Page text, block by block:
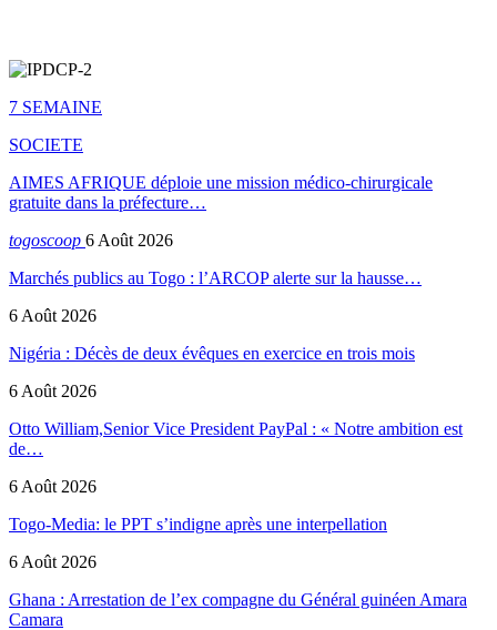
7 SEMAINE
SOCIETE
AIMES AFRIQUE déploie une mission médico-chirurgicale
gratuite dans la préfecture…
togoscoop 6 Août 2026
Marchés publics au Togo : l’ARCOP alerte sur la hausse…
6 Août 2026
Nigéria : Décès de deux évêques en exercice en trois mois
6 Août 2026
Otto William,Senior Vice President PayPal : « Notre ambition est
de…
6 Août 2026
Togo-Media: le PPT s’indigne après une interpellation
6 Août 2026
Ghana : Arrestation de l’ex compagne du Général guinéen Amara
Camara